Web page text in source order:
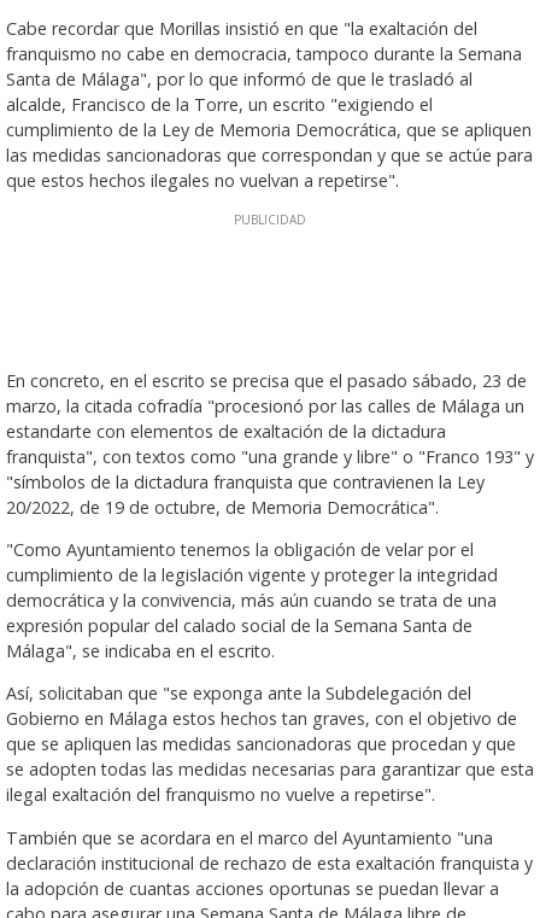
Cabe recordar que Morillas insistió en que "la exaltación del
franquismo no cabe en democracia, tampoco durante la Semana
Santa de Málaga", por lo que informó de que le trasladó al
alcalde, Francisco de la Torre, un escrito "exigiendo el
cumplimiento de la Ley de Memoria Democrática, que se apliquen
las medidas sancionadoras que correspondan y que se actúe para
que estos hechos ilegales no vuelvan a repetirse".
En concreto, en el escrito se precisa que el pasado sábado, 23 de
marzo, la citada cofradía "procesionó por las calles de Málaga un
estandarte con elementos de exaltación de la dictadura
franquista", con textos como "una grande y libre" o "Franco 193" y
"símbolos de la dictadura franquista que contravienen la Ley
20/2022, de 19 de octubre, de Memoria Democrática".
"Como Ayuntamiento tenemos la obligación de velar por el
cumplimiento de la legislación vigente y proteger la integridad
democrática y la convivencia, más aún cuando se trata de una
expresión popular del calado social de la Semana Santa de
Málaga", se indicaba en el escrito.
Así, solicitaban que "se exponga ante la Subdelegación del
Gobierno en Málaga estos hechos tan graves, con el objetivo de
que se apliquen las medidas sancionadoras que procedan y que
se adopten todas las medidas necesarias para garantizar que esta
ilegal exaltación del franquismo no vuelve a repetirse".
También que se acordara en el marco del Ayuntamiento "una
declaración institucional de rechazo de esta exaltación franquista y
la adopción de cuantas acciones oportunas se puedan llevar a
cabo para asegurar una Semana Santa de Málaga libre de